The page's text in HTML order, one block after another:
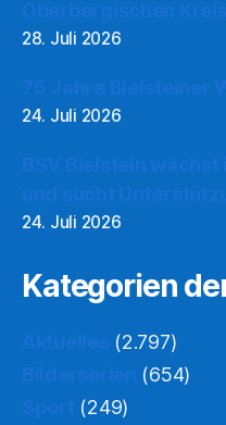
28. Juli 2026
24. Juli 2026
24. Juli 2026
Kategorien
(2.797)
(654)
(249)